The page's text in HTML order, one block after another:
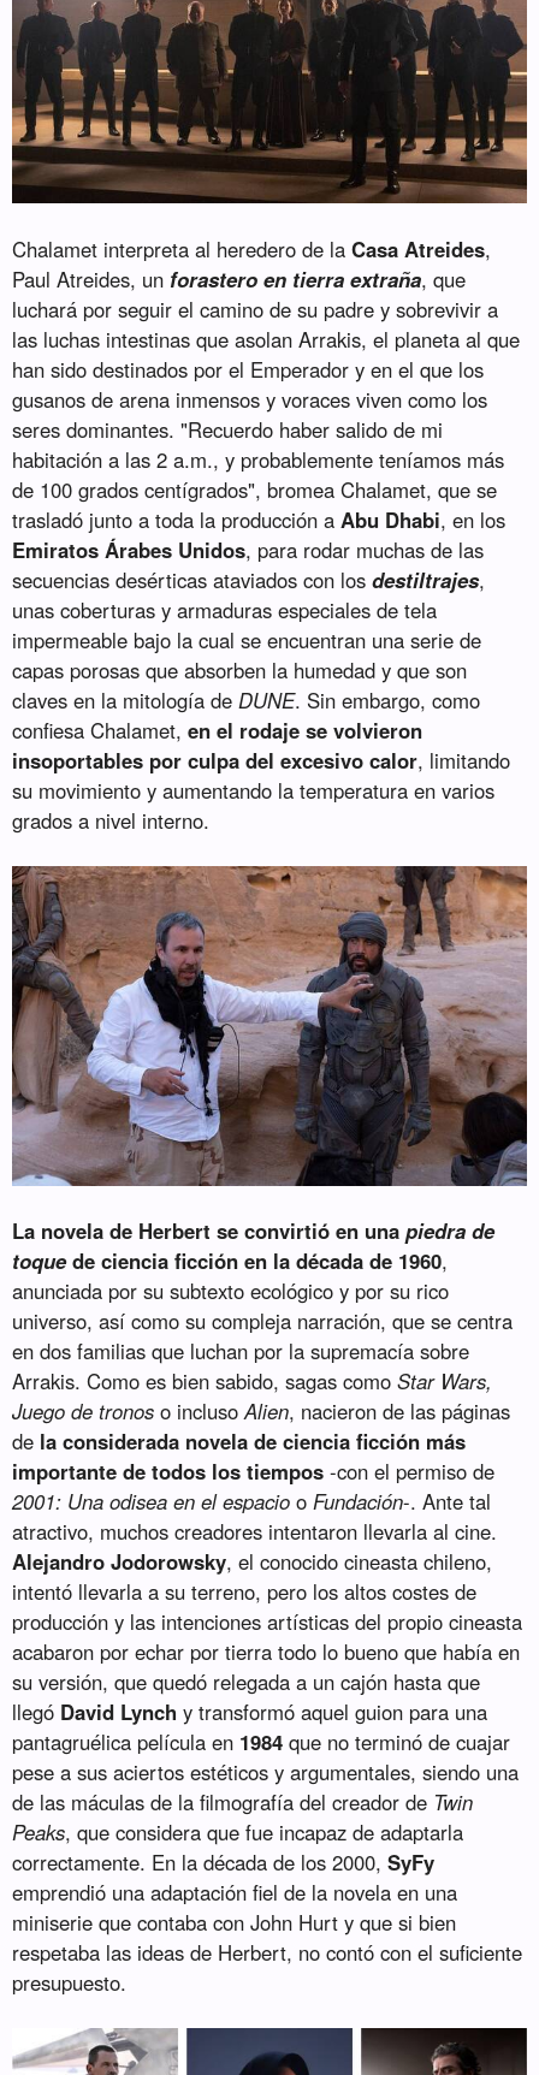
Chalamet interpreta al heredero de laCasa Atreides,
Paul Atreides, un forastero en tierra extraña, que
luchará por seguir el camino de su padre y sobrevivir a
las luchas intestinas que asolan Arrakis, el planeta al que
han sido destinados por el Emperador y en el que los
gusanos de arena inmensos y voraces viven como los
seres dominantes. "Recuerdo haber salido de mi
habitación a las 2 a.m., y probablemente teníamos más
de 100 grados centígrados", bromea Chalamet, que se
trasladó junto a toda la producción aAbu Dhabi, en los
Emiratos Árabes Unidos, para rodar muchas de las
secuencias desérticas ataviados con losdestiltrajes,
unas coberturas y armaduras especiales de tela
impermeable bajo la cual se encuentran una serie de
capas porosas que absorben la humedad y que son
claves en la mitología deDUNE. Sin embargo, como
confiesa Chalamet, en el rodaje se volvieron
insoportables por culpa del excesivo calor, limitando
su movimiento y aumentando la temperatura en varios
grados a nivel interno.
La novela de Herbert se convirtió en unapiedra de
toquede ciencia ficción en la década de 1960,
anunciada por su subtexto ecológico y por su rico
universo, así como su compleja narración, que se centra
en dos familias que luchan por la supremacía sobre
Arrakis. Como es bien sabido, sagas como Star Wars,
Juego de tronos o inclusoAlien, nacieron de las páginas
de la considerada novela de ciencia ficción más
importante de todos los tiempos -con el permiso de
2001: Una odisea en el espacio oFundación-. Ante tal
atractivo, muchos creadores intentaron llevarla al cine.
Alejandro Jodorowsky, el conocido cineasta chileno,
intentó llevarla a su terreno, pero los altos costes de
producción y las intenciones artísticas del propio cineasta
acabaron por echar por tierra todo lo bueno que había en
su versión, que quedó relegada a un cajón hasta que
llegó David Lynch y transformó aquel guion para una
pantagruélica película en 1984 que no terminó de cuajar
pese a sus aciertos estéticos y argumentales, siendo una
de las máculas de la filmografía del creador de Twin
Peaks, que considera que fue incapaz de adaptarla
correctamente. En la década de los 2000,SyFy
emprendió una adaptación fiel de la novela en una
miniserie que contaba con John Hurt y que si bien
respetaba las ideas de Herbert, no contó con el suficiente
presupuesto.